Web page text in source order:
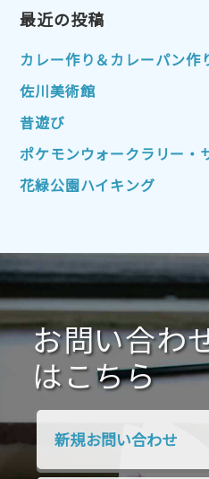
2023年1月
2022年10月 2022年9月
2022年7月
2022年4月
2022年1月 2021年12月
2021年10月 2021年9月
2021年1月 2020年12月
2020年10月 2020年9月
2020年7月 2020年6月
2020年4月 2020年3月
2019年9月
最近の投稿
カレー作り＆カレーパン作
佐川美術館
昔遊び
ポケモンウォークラリー・
花緑公園ハイキング
お問い合わ
はこちら
新規お問い合わせ